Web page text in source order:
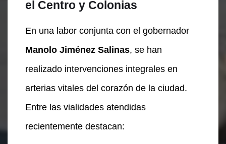
el Centro y Colonias
En una labor conjunta con el gobernador
Manolo Jiménez Salinas, se han
realizado intervenciones integrales en
arterias vitales del corazón de la ciudad.
Entre las vialidades atendidas
recientemente destacan: